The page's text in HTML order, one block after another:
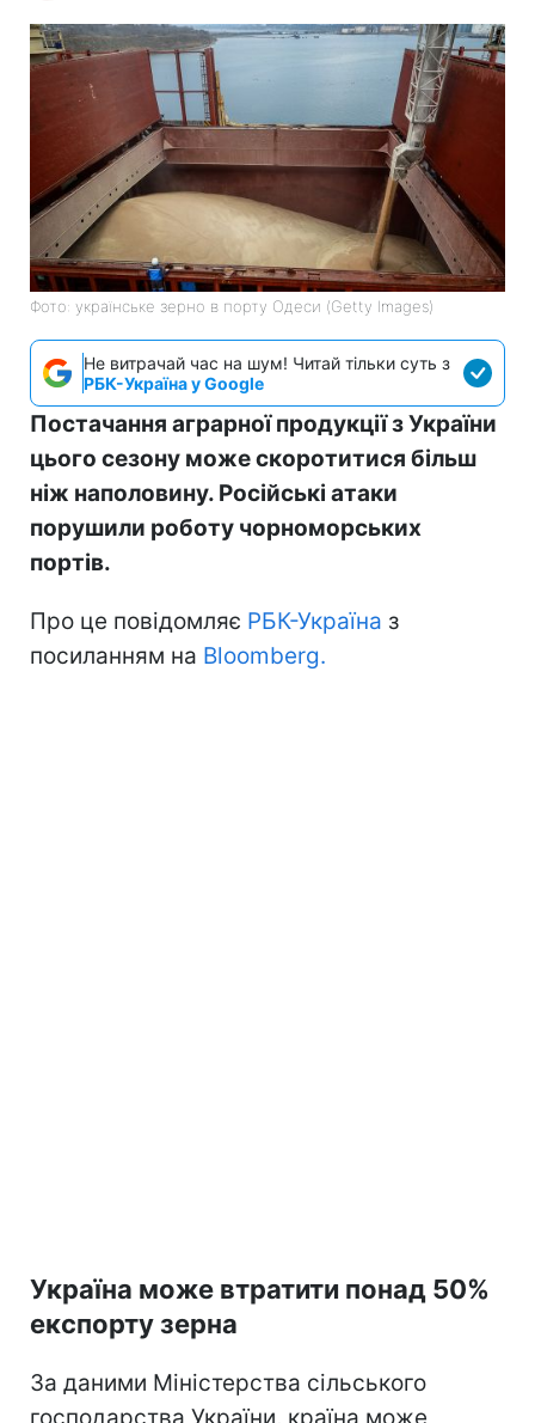
Фото: українське зерно в порту Одеси (Getty Images)
Не витрачай час на шум! Читай тільки суть з
РБК-Україна у Google
Постачання аграрної продукції з України
цього сезону може скоротитися більш
ніж наполовину. Російські атаки
порушили роботу чорноморських
портів.
Про це повідомляє РБК-Україна з
посиланням на Bloomberg.
Україна може втратити понад 50%
експорту зерна
За даними Міністерства сільського
господарства України, країна може